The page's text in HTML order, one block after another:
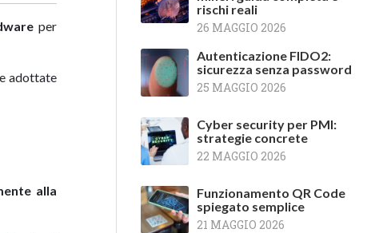
per
adottate
alla
rischi reali
26 MAGGIO 2026
Autenticazione FIDO2:
sicurezza senza password
25 MAGGIO 2026
Cyber security per PMI:
strategie concrete
22 MAGGIO 2026
Funzionamento QR Code
spiegato semplice
21 MAGGIO 2026